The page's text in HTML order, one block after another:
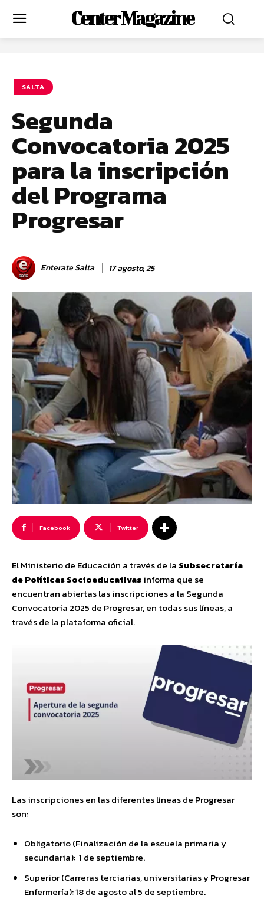
Center Magazine
SALTA
Segunda
Convocatoria 2025
para la inscripción
del Programa
Progresar
Enterate Salta 17 agosto, 25
Facebook Twitter
El Ministerio de Educación a través de la Subsecretaría
de Políticas Socioeducativasinforma que se
encuentran abiertas las inscripciones a la Segunda
Convocatoria 2025 de Progresar, en todas sus líneas, a
través de la plataforma oficial.
Las inscripciones en las diferentes líneas de Progresar
son:
Obligatorio (Finalización de la escuela primaria y
secundaria): 1 de septiembre.
Superior (Carreras terciarias, universitarias y Progresar
Enfermería): 18 de agosto al 5 de septiembre.